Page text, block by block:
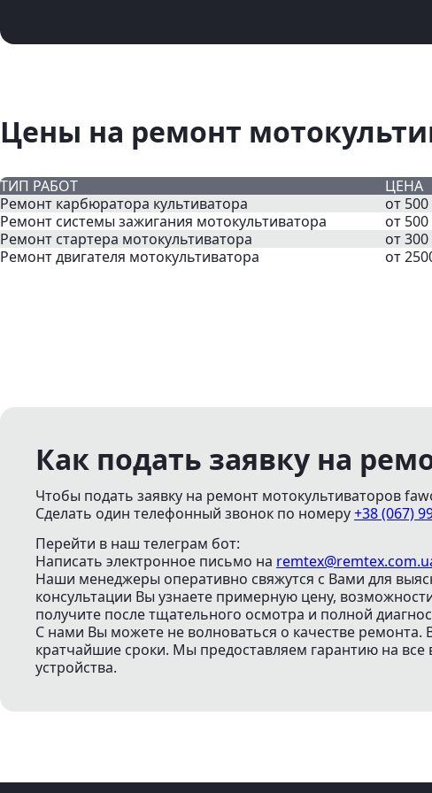
Цены на ремонт
ТИП РАБОТ
ЦЕНА
Ремонт карбюратора культиватора
от 500
Ремонт системы зажигания мотокультиватора
от 500
Ремонт стартера мотокультиватора
от 300
Ремонт двигателя мотокультиватора
от
Как подать заявку на
Чтобы подать заявку на ремонт мотокультиваторов
Сделать один телефонный звонок по номеру+38 (067)
Перейти в наш телеграм бот:
Написать электронное письмо на
Наши менеджеры оперативно свяжутся с Вами для
консультации Вы узнаете примерную цену,
получите после тщательного осмотра и полной
С нами Вы можете не волноваться о качестве
кратчайшие сроки. Мы предоставляем гарантию на
устройства.